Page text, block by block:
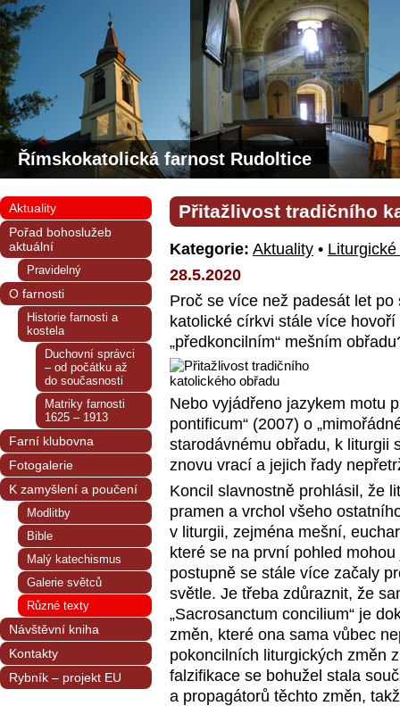
Římskokatolická farnost Rudoltice
Přitažlivost tradičního
Kategorie: Aktuality •
28.5.2020
Proč se více než padesát let
katolické církvi stále více hovoří
„předkoncilním“ mešním
Nebo vyjádřeno jazykem motu
pontificum“ (2007) o
starodávnému obřadu, k liturgii
znovu vrací a jejich řady
Koncil slavnostně prohlásil, že
pramen a vrchol všeho
v liturgii, zejména mešní,
které se na první pohled
postupně se stále více začaly
světle. Je třeba zdůraznit, že
„Sacrosanctum concilium“ je
změn, které ona sama vůbec
pokoncilních liturgických změn
falzifikace se bohužel stala
a propagátorů těchto změn,
Aktuality
Pořad bohoslužeb
aktuální
Pravidelný
O farnosti
Historie farnosti a
kostela
Duchovní správci
– od počátku až
do současnosti
Matriky farnosti
1625 – 1913
Farní klubovna
Fotogalerie
K zamyšlení a poučení
Modlitby
Bible
Malý katechismus
Galerie světců
Různé texty
Návštěvní kniha
Kontakty
Rybník – projekt EU